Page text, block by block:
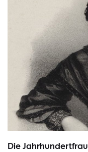
Die Jahrhundertfrau